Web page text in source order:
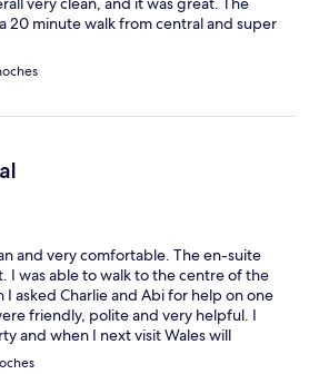
20 minute walk from central and super
and very comfortable. The en-suite
I was able to walk to the centre of the
I asked Charlie and Abi for help on one
friendly, polite and very helpful. I
and when I next visit Wales will